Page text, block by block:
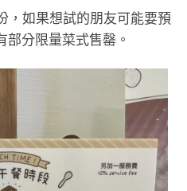
，如果想試的朋友可能要預
部分限量菜式售罄。